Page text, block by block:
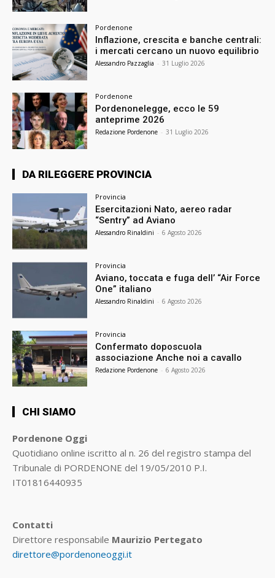
Pordenone
Inflazione, crescita e banche centrali:
i mercati cercano un nuovo equilibrio
Alessandro Pazzaglia - 31 Luglio 2026
Pordenone
Pordenonelegge, ecco le 59
anteprime 2026
Redazione Pordenone - 31 Luglio 2026
DA RILEGGERE PROVINCIA
Provincia
Esercitazioni Nato, aereo radar
“Sentry” ad Aviano
Alessandro Rinaldini - 6 Agosto 2026
Provincia
Aviano, toccata e fuga dell’ “Air Force
One” italiano
Alessandro Rinaldini - 6 Agosto 2026
Provincia
Confermato doposcuola
associazione Anche noi a cavallo
Redazione Pordenone - 6 Agosto 2026
CHI SIAMO
Pordenone Oggi
Quotidiano online iscritto al n. 26 del registro stampa del
Tribunale di PORDENONE del 19/05/2010 P.I.
IT01816440935
Contatti
Direttore responsabile Maurizio Pertegato
direttore@pordenoneoggi.it